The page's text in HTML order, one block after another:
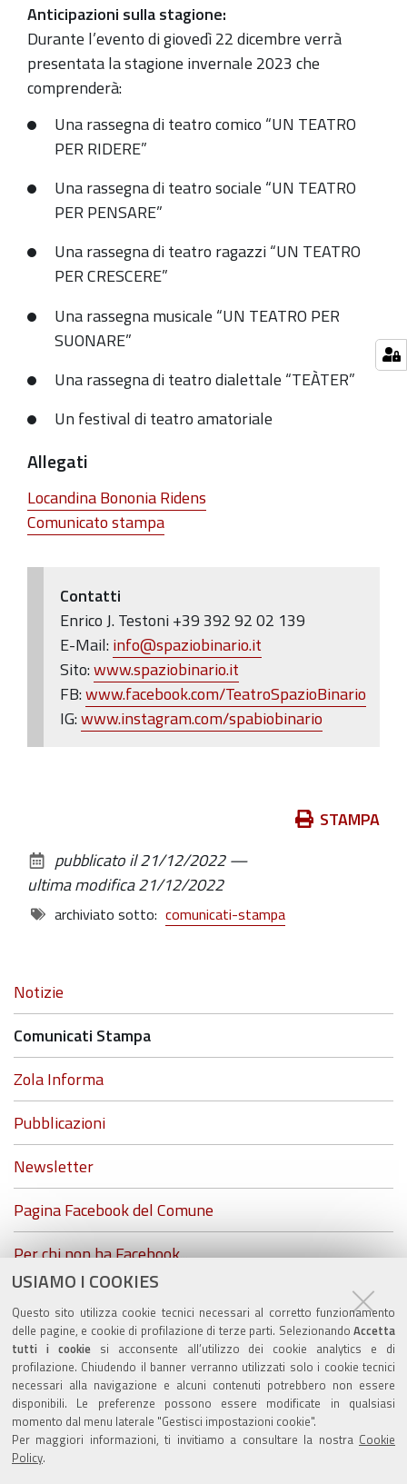
USIAMO I COOKIES
Questo sito utilizza cookie tecnici necessari al corretto funzionamento
delle pagine, e cookie di profilazione di terze parti. Selezionando Accetta
tutti i cookiesi acconsente all’utilizzo dei cookie analytics e di
profilazione. Chiudendo il banner verranno utilizzati solo i cookie tecnici
necessari alla navigazione e alcuni contenuti potrebbero non essere
disponibili. Le preferenze possono essere modificate in qualsiasi
momento dal menu laterale "Gestisci impostazioni cookie".
Per maggiori informazioni, ti invitiamo a consultare la nostra Cookie
Policy.
Anticipazioni sulla stagione:
Durante l’evento di giovedì 22 dicembre verrà
presentata la stagione invernale 2023 che
comprenderà:
Una rassegna di teatro comico “UN TEATRO
PER RIDERE”
Una rassegna di teatro sociale “UN TEATRO
PER PENSARE”
Una rassegna di teatro ragazzi “UN TEATRO
PER CRESCERE”
Una rassegna musicale “UN TEATRO PER
SUONARE”
Una rassegna di teatro dialettale “TEÀTER”
Un festival di teatro amatoriale
Allegati
Locandina Bononia Ridens
Comunicato stampa
Contatti
Enrico J. Testoni +39 392 92 02 139
E-Mail:info@spaziobinario.it
Sito:www.spaziobinario.it
FB:www.facebook.com/TeatroSpazioBinario
IG:www.instagram.com/spabiobinario
documento
STAMPA
pubblicato il21/12/2022—
ultima modifica21/12/2022
archiviato sotto: comunicati-stampa
Navigazione
Notizie
Comunicati Stampa
Zola Informa
Pubblicazioni
Newsletter
Pagina Facebook del Comune
Per chi non ha Facebook...
ZolaGram - il canale Telegram del Comune di Zola
Predosa
Valuta questo sito